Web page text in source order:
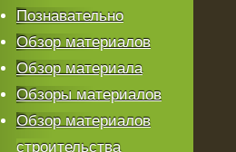
Познавательно
Обзор материалов
Обзор материала
Обзоры материалов
Обзор материалов
строительства